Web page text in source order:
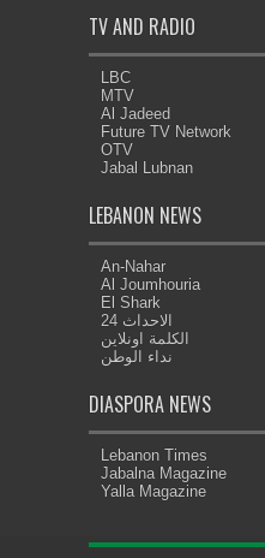
TV AND RADIO
LBC
MTV
Al Jadeed
Future TV Network
OTV
Jabal Lubnan
LEBANON NEWS
An-Nahar
Al Joumhouria
El Shark
الاحداث 24
الكلمة اونلاين
نداء الوطن
DIASPORA NEWS
Lebanon Times
Jabalna Magazine
Yalla Magazine